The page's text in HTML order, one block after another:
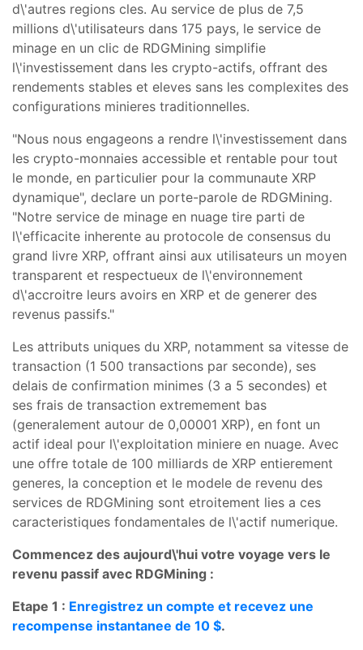
d\'autres regions cles. Au service de plus de 7,5
millions d\'utilisateurs dans 175 pays, le service de
minage en un clic de RDGMining simplifie
l\'investissement dans les crypto-actifs, offrant des
rendements stables et eleves sans les complexites des
configurations minieres traditionnelles.
"Nous nous engageons a rendre l\'investissement dans
les crypto-monnaies accessible et rentable pour tout
le monde, en particulier pour la communaute XRP
dynamique", declare un porte-parole de RDGMining.
"Notre service de minage en nuage tire parti de
l\'efficacite inherente au protocole de consensus du
grand livre XRP, offrant ainsi aux utilisateurs un moyen
transparent et respectueux de l\'environnement
d\'accroitre leurs avoirs en XRP et de generer des
revenus passifs."
Les attributs uniques du XRP, notamment sa vitesse de
transaction (1 500 transactions par seconde), ses
delais de confirmation minimes (3 a 5 secondes) et
ses frais de transaction extremement bas
(generalement autour de 0,00001 XRP), en font un
actif ideal pour l\'exploitation miniere en nuage. Avec
une offre totale de 100 milliards de XRP entierement
generes, la conception et le modele de revenu des
services de RDGMining sont etroitement lies a ces
caracteristiques fondamentales de l\'actif numerique.
Commencez des aujourd\'hui votre voyage vers le
revenu passif avec RDGMining :
Etape 1 : Enregistrez un compte et recevez une
recompense instantanee de 10 $.